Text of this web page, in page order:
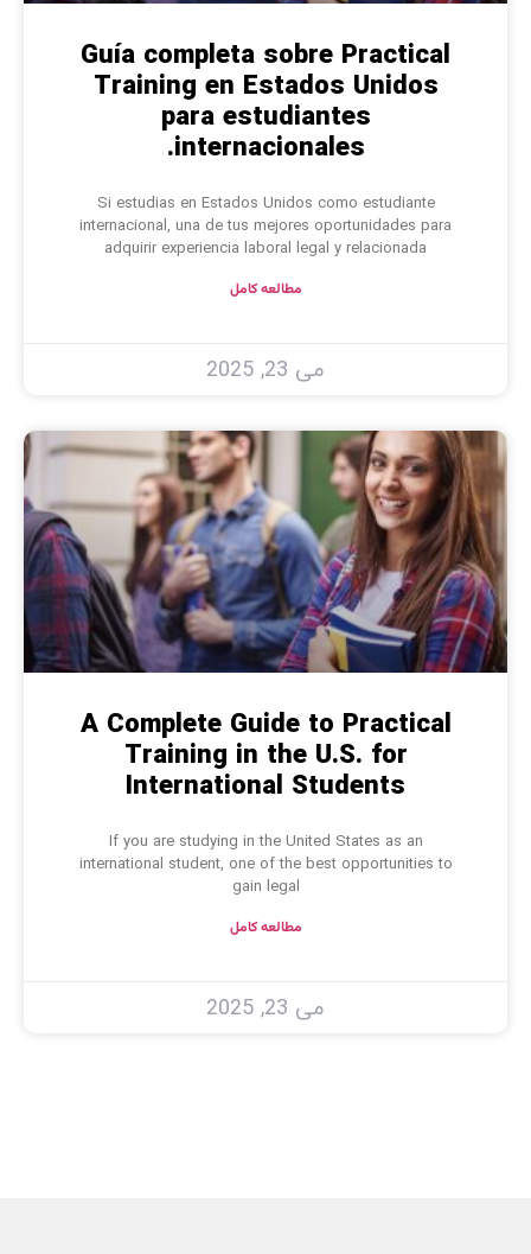
Guía completa sobre Practical
Training en Estados Unidos
para estudiantes
internacionales.
Si estudias en Estados Unidos como estudiante
internacional, una de tus mejores oportunidades para
adquirir experiencia laboral legal y relacionada
مطالعه کامل
می 23, 2025
A Complete Guide to Practical
Training in the U.S. for
International Students
If you are studying in the United States as an
international student, one of the best opportunities to
gain legal
مطالعه کامل
می 23, 2025